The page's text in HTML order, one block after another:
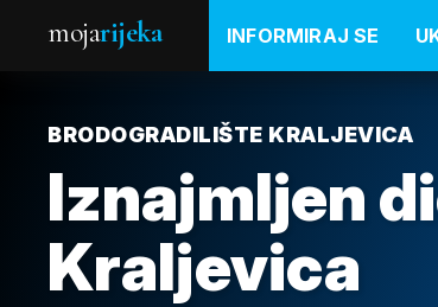
mojarijeka INFORMIRAJ SE
BRODOGRADILIŠTE KRALJEVICA
Iznajmljen
Kraljevica